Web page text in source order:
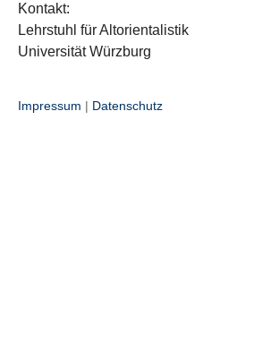
Kontakt:
Lehrstuhl für Altorientalistik
Universität Würzburg
Impressum | Datenschutz